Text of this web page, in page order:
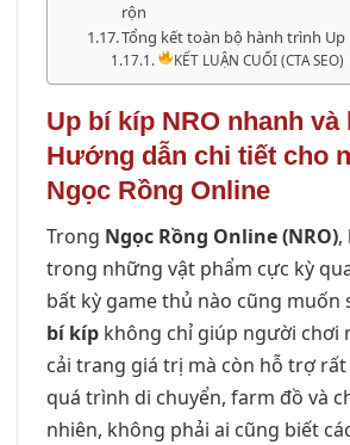
rộn
Tổng kết toàn bộ hành trình Up
KẾT LUẬN CUỐI (CTA SEO)
Up bí kíp NRO nhanh và
Hướng dẫn chi tiết cho
Ngọc Rồng Online
Trong Ngọc Rồng Online (NRO),
trong những vật phẩm cực kỳ
bất kỳ game thủ nào cũng muốn
bí kíp không chỉ giúp người chơi
cải trang giá trị mà còn hỗ trợ
quá trình di chuyển, farm đồ và
nhiên, không phải ai cũng biết